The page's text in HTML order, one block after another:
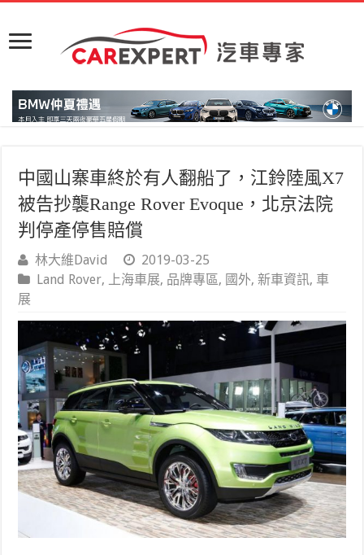
中國山寨車終於有人翻船了，江鈴陸風X7
被告抄襲Range Rover Evoque，北京法院
判停產停售賠償
林大維David
2019-03-25
Land Rover, 上海車展, 品牌專區, 國外,新車資訊, 車
展